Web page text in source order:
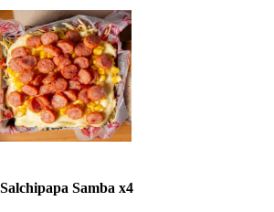
Salchipapa Samba x4